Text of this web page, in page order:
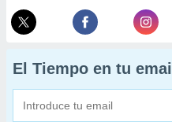
El Tiempo en tu email